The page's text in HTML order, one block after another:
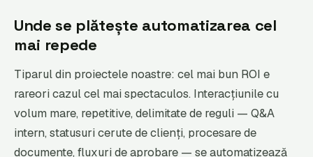
Unde se plătește automatizarea cel
mai repede
Tiparul din proiectele noastre: cel mai bun ROI e
rareori cazul cel mai spectaculos. Interacțiunile cu
volum mare, repetitive, delimitate de reguli — Q&A
intern, statusuri cerute de clienți, procesare de
documente, fluxuri de aprobare — se automatizează